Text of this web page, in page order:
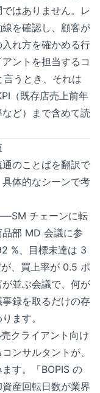
はありません。レ
を確認し、顧客が
れ方を確かめる行
ントを担当するコ
うとき、それは
（既存店売上前年
ど）まで含めて読
のことばを翻訳で
体的なシーンで考
チェーンに転
部 MD 会議に参
%、目標未達は 3
、買上率が 0.5 ポ
並ぶ会議で、何が
録を取るだけの存
ます。
クライアント向け
ンサルタントが、
す。「BOPIS の
産回転日数が業界